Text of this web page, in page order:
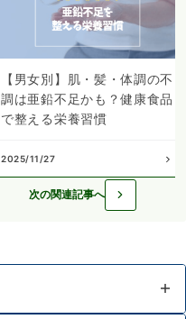
【男女別】肌・髪・体調の不
調は亜鉛不足かも？健康食品
で整える栄養習慣
2025/11/27
次の関連記事へ